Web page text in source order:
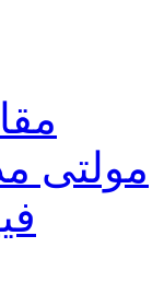
مولتی